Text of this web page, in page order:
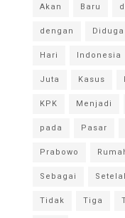
Akan Baru
dengan
Diduga
Hari
Indonesia
Juta
Kasus
KPK
Menjadi
pada
Pasar
Prabowo
Sebagai
Tidak
Tiga